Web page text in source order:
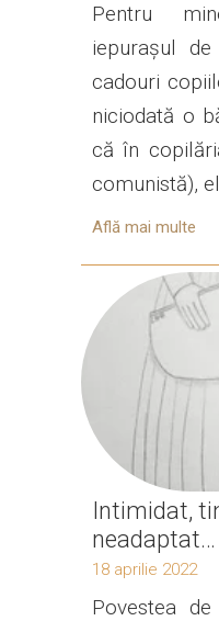
Pentru
iepurașul
cadouri
niciodată o
că în
comunistă),
Află mai multe
Intimidat,
neadaptat…
18 aprilie 2022
Povestea